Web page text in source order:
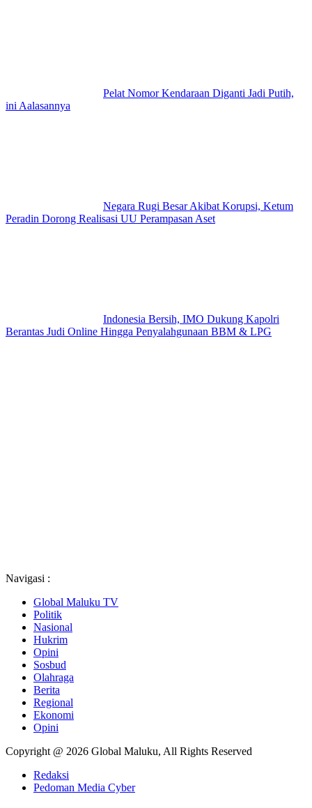
Pelat Nomor Kendaraan Diganti Jadi Putih,
ini Aalasannya
Negara Rugi Besar Akibat Korupsi, Ketum
Peradin Dorong Realisasi UU Perampasan Aset
Indonesia Bersih, IMO Dukung Kapolri
Berantas Judi Online Hingga Penyalahgunaan BBM & LPG
Navigasi :
Global Maluku TV
Politik
Nasional
Hukrim
Opini
Sosbud
Olahraga
Berita
Regional
Ekonomi
Opini
Copyright @ 2026 Global Maluku, All Rights Reserved
Redaksi
Pedoman Media Cyber